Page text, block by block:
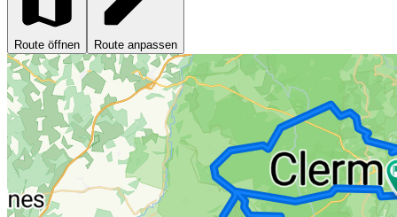
Route öffnen Route anpassen